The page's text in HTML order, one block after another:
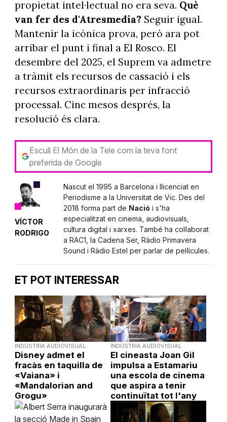
propietat intel·lectual no era seva. Què
van fer des d'Atresmedia? Seguir igual.
Mantenir la icònica prova, però ara pot
arribar el punt i final a El Rosco. El
desembre del 2025, el Suprem va admetre
a tràmit els recursos de cassació i els
recursos extraordinaris per infracció
processal. Cinc mesos després, la
resolució és clara.
Escull El Món de la Tele com la teva font
preferida de Google
VÍCTOR
RODRIGO
Nascut el 1995 a Barcelona i llicenciat en
Periodisme a la Universitat de Vic. Des del
2018 forma part de Nació i s'ha
especialitzat en cinema, audiovisuals,
cultura digital i xarxes. També ha col·laborat
a RAC1, la Cadena Ser, Ràdio Primavera
Sound i Ràdio Estel per parlar de pel·lícules.
ET POT INTERESSAR
INDÚSTRIA AUDIOVISUAL
Disney admet el
fracàs en taquilla de
«Vaiana» i
«Mandalorian and
Grogu»
INDÚSTRIA AUDIOVISUAL
El cineasta Joan Gil
impulsa a Estamariu
una escola de cinema
que aspira a tenir
continuïtat tot l'any